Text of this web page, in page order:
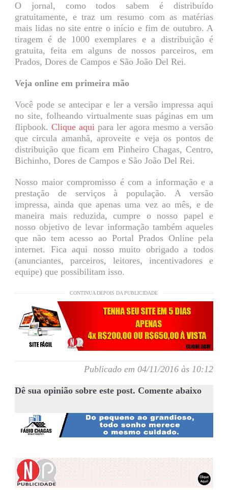
O jornal, como todos sabem é distribuído
gratuitamente, e traz um resumo com as matérias
mais lidas no site entre o início e fim de outubro. A
tiragem é de 1000 exemplares e a distribuição é
gratuita, feita em alguns de nossos parceiros, em
Prados, Dores de Campos e São João Del Rei.
Veja online em primeira mão
Você pode se antecipar e ler a versão impressa aqui
no site, folheando virtualmente suas páginas em um
flipbook. Clique aquipara ler agora mesmo a versão
que circula amanhã, aproveite e veja os pontos de
distribuição que ficam em Pinheiro Chagas, Centro,
Bichinho, Dores de Campos e São João Del Rei.
Nosso maior compromisso é com a informação e a
prestação de serviços à população. A versão
impressa, ainda que apenas uma vez ao mês, e de
maneira mais reduzida, cumpre o nosso papel e
nosso objetivo de levar informação também aqueles
que não tem acesso ao Portal Prados Online pela
internet. Fica aqui nosso muito obrigado a todos
(anunciantes, parceiros, leitores, incentivadores e
equipe) que possibilitam isso.
CONTINUA DEPOIS DA PUBLICIDADE
Publicado em 04/11/2016 às 10:12
Dê sua opinião sobre este post. Comente abaixo